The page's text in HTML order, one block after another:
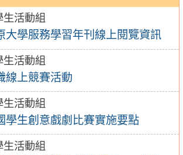
生活動組
大學服務學習年刊線上閱覽資訊
生活動組
線上競賽活動
生活動組
學生創意戲劇比賽實施要點
生活動組